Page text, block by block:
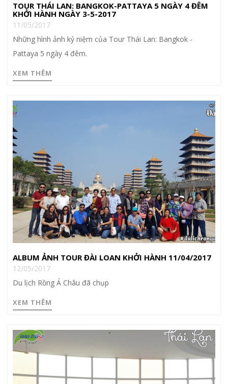
TOUR THÁI LAN: BANGKOK-PATTAYA 5 NGÀY 4 ĐÊM
KHỞI HÀNH NGÀY 3-5-2017
11/05/2017
Những hình ảnh kỷ niệm của Tour Thái Lan: Bangkok -
Pattaya 5 ngày 4 đêm.
XEM THÊM
ALBUM ẢNH TOUR ĐÀI LOAN KHỞI HÀNH 11/04/2017
12/05/2017
Du lịch Rồng Á Châu đã chụp
XEM THÊM